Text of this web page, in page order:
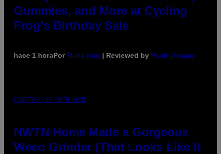
Gummies, and More at Cycling
Frog’s Birthday Sale
hace 1 horaPor Maha Haq | Reviewed by Ysolt Usigan
COURTESY OF NWTN HOME
NWTN Home Made a Gorgeous
Weed Grinder (That Looks Like It